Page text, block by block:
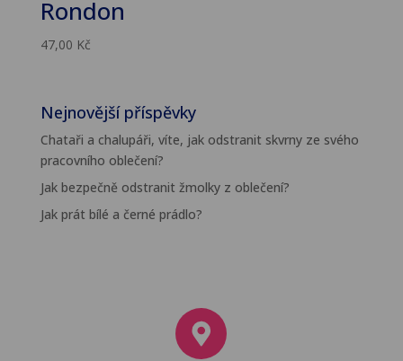
Rondon
47,00 Kč
Nejnovější příspěvky
Chataři a chalupáři, víte, jak odstranit skvrny ze svého
pracovního oblečení?
Jak bezpečně odstranit žmolky z oblečení?
Jak prát bílé a černé prádlo?